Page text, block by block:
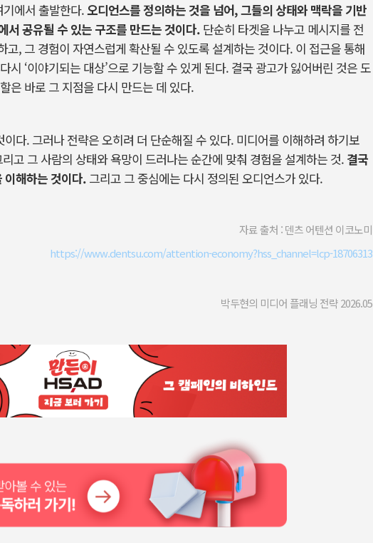
기에서 출발한다.오디언스를 정의하는 것을 넘어,그들의 상태와 맥락을 기반
서공유될 수 있는 구조를 만드는 것이다. 단순히 타겟을 나누고 메시지를 전
고, 그 경험이 자연스럽게 확산될 수 있도록 설계하는 것이다. 이 접근을통해
다시 ‘이야기되는 대상’으로 기능할수 있게 된다. 결국 광고가 잃어버린 것은도
은바로 그 지점을 다시 만드는 데 있다.
이다. 그러나 전략은오히려 더 단순해질 수 있다. 미디어를 이해하려 하기보
리고 그 사람의 상태와 욕망이 드러나는순간에 맞춰 경험을 설계하는 것. 결국
이해하는 것이다. 그리고 그중심에는 다시 정의된 오디언스가 있다.
자료 출처 : 덴츠 어텐션 이코노미
https://www.dentsu.com/attention-economy?hss_channel=lcp-18706313
박두현의 미디어 플래닝 전략 2026.05